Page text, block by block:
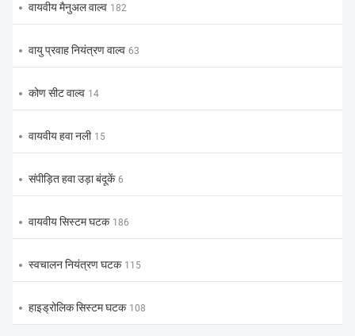
वायवीय मैनुअल वाल्व 182
वायु प्रवाह नियंत्रण वाल्व 63
कोण सीट वाल्व 14
वायवीय हवा नली 15
संपीड़ित हवा उड़ा बंदूकें 6
वायवीय सिस्टम घटक 186
स्वचालन नियंत्रण घटक 115
हाइड्रोलिक सिस्टम घटक 108